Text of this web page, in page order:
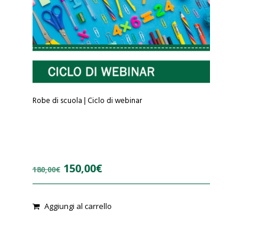
Robe di scuola | Ciclo di webinar
180,00€ Il
prezzo
originale
150,00€Il
prezzo
attuale
0
o
Aggiungi al carrello